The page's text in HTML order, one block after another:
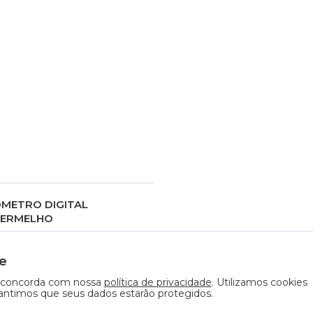
DIGITAL
com nossa política de privacidade. Utilizamos cookies
que seus dados estarão protegidos.